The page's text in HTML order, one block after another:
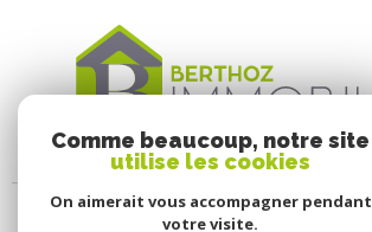
Comme beaucoup, notre site
utilise les cookies
On aimerait vous accompagner pendant
votre visite.